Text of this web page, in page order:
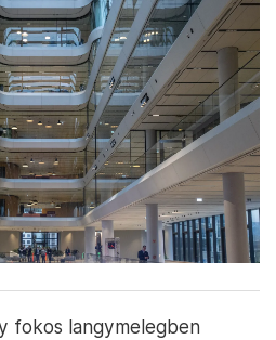
fokos langymelegben